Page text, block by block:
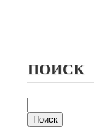
ПОИСК